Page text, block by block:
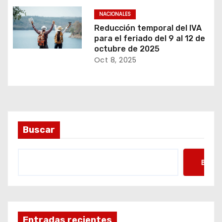
NACIONALES
Reducción temporal del IVA
para el feriado del 9 al 12 de
octubre de 2025
Oct 8, 2025
Buscar